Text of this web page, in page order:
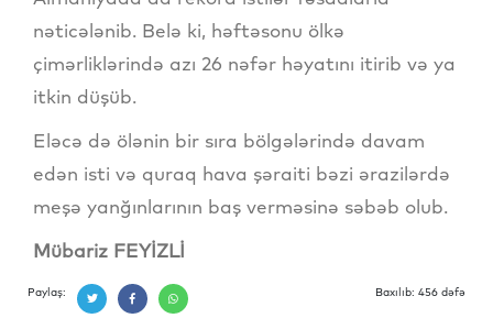
nəticələnib. Belə ki, həftəsonu ölkə
çimərliklərində azı 26 nəfər həyatını itirib və ya
itkin düşüb.
Eləcə də ölənin bir sıra bölgələrində davam
edən isti və quraq hava şəraiti bəzi ərazilərdə
meşə yanğınlarının baş verməsinə səbəb olub.
Mübariz FEYİZLİ
Paylaş: Baxılıb: 456 dəfə